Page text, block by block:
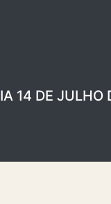
14 DE